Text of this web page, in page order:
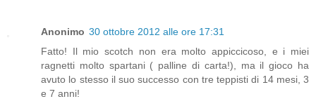
Anonimo 30 ottobre 2012 alle ore 17:31
Fatto! Il mio scotch non era molto appiccicoso, e i miei
ragnetti molto spartani ( palline di carta!), ma il gioco ha
avuto lo stesso il suo successo con tre teppisti di 14 mesi, 3
e 7 anni!